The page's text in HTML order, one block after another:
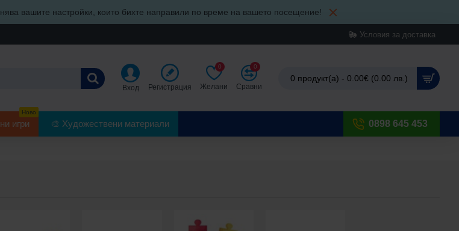
вашите настройки, които бихте направили по време на вашето посещение!
Условия за доставка
Вход Регистрация Желани
0
Сравни
0
0 продукт(а) - 0.00€ (0.00 лв.)
игри
Ново
🎨 Художествени материали 0898 645 453